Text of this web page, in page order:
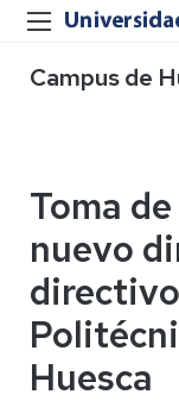
Campus de
Toma
nuevo
Huesca